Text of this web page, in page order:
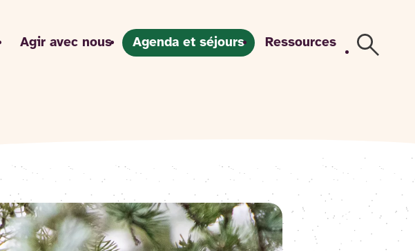
Agir avec nous Agenda et séjours Ressources